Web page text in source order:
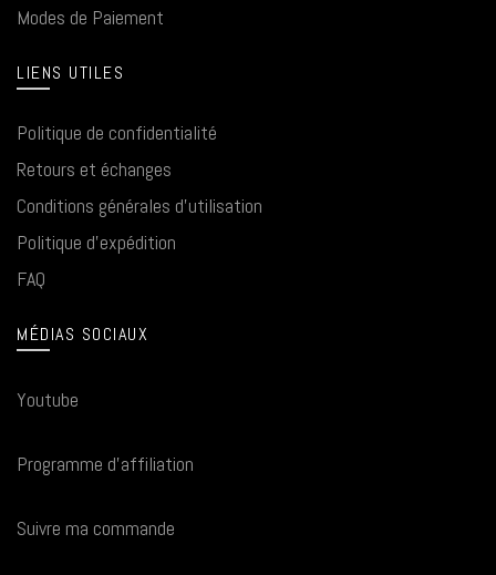
Modes de Paiement
LIENS UTILES
Politique de confidentialité
Retours et échanges
Conditions générales d'utilisation
Politique d'expédition
FAQ
MÉDIAS SOCIAUX
Youtube
Programme d'affiliation
Suivre ma commande